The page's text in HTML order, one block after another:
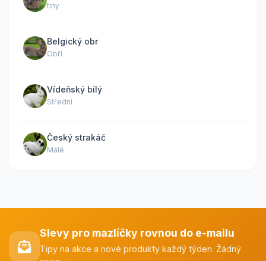
tiny
Belgický obr
Obří
Vídeňský bílý
Střední
Český strakáč
Malé
Slevy pro mazlíčky rovnou do e-mailu
Tipy na akce a nové produkty každý týden. Žádný